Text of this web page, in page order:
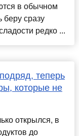
в обычном
беру сразу
редко ...
теперь
которые не
открылся, в
до